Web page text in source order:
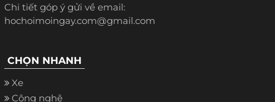
Chi tiết góp ý gửi về email:
hochoimoingay.com@gmail.com
CHỌN NHANH
Xe
Công nghệ